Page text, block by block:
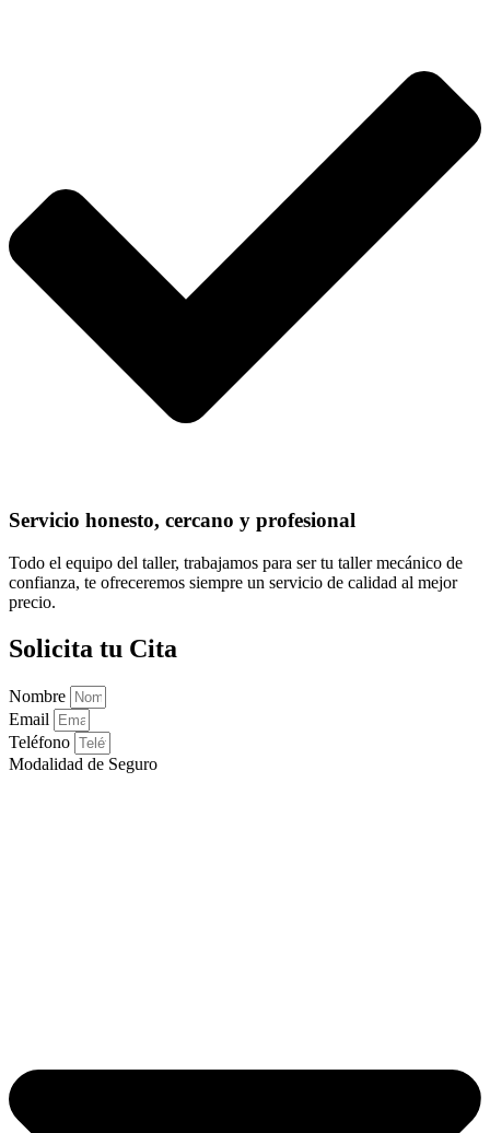
Servicio honesto, cercano y profesional
Todo el equipo del taller, trabajamos para ser tu taller mecánico de
confianza, te ofreceremos siempre un servicio de calidad al mejor
precio.
Solicita tu Cita
Nombre
Email
Teléfono
Modalidad de Seguro